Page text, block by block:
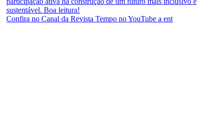
Confira no Canal da Revista Tempo no YouTube a ent